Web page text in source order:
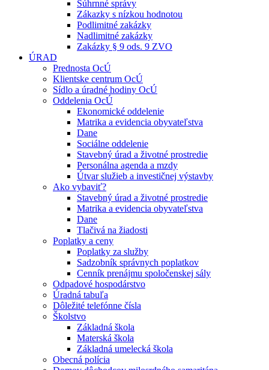
Súhrnné správy
Zákazky s nízkou hodnotou
Podlimitné zakázky
Nadlimitné zakázky
Zakázky § 9 ods. 9 ZVO
ÚRAD
Prednosta OcÚ
Klientske centrum OcÚ
Sídlo a úradné hodiny OcÚ
Oddelenia OcÚ
Ekonomické oddelenie
Matrika a evidencia obyvateľstva
Dane
Sociálne oddelenie
Stavebný úrad a životné prostredie
Personálna agenda a mzdy
Útvar služieb a investičnej výstavby
Ako vybaviť?
Stavebný úrad a životné prostredie
Matrika a evidencia obyvateľstva
Dane
Tlačivá na žiadosti
Poplatky a ceny
Poplatky za služby
Sadzobník správnych poplatkov
Cenník prenájmu spoločenskej sály
Odpadové hospodárstvo
Úradná tabuľa
Dôležité telefónne čísla
Školstvo
Základná škola
Materská škola
Základná umelecká škola
Obecná polícia